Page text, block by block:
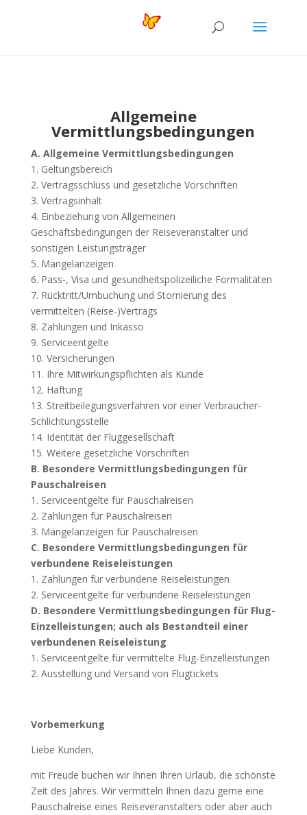
Allgemeine
Vermittlungsbedingungen
A. Allgemeine Vermittlungsbedingungen
1. Geltungsbereich
2. Vertragsschluss und gesetzliche Vorschriften
3. Vertragsinhalt
4. Einbeziehung von Allgemeinen
Geschäftsbedingungen der Reiseveranstalter und
sonstigen Leistungsträger
5. Mängelanzeigen
6. Pass-, Visa und gesundheitspolizeiliche Formalitäten
7. Rücktritt/Umbuchung und Stornierung des
vermittelten (Reise-)Vertrags
8. Zahlungen und Inkasso
9. Serviceentgelte
10. Versicherungen
11. Ihre Mitwirkungspflichten als Kunde
12. Haftung
13. Streitbeilegungsverfahren vor einer Verbraucher-
Schlichtungsstelle
14. Identität der Fluggesellschaft
15. Weitere gesetzliche Vorschriften
B. Besondere Vermittlungsbedingungen für
Pauschalreisen
1. Serviceentgelte für Pauschalreisen
2. Zahlungen für Pauschalreisen
3. Mängelanzeigen für Pauschalreisen
C. Besondere Vermittlungsbedingungen für
verbundene Reiseleistungen
1. Zahlungen für verbundene Reiseleistungen
2. Serviceentgelte für verbundene Reiseleistungen
D. Besondere Vermittlungsbedingungen für Flug-
Einzelleistungen; auch als Bestandteil einer
verbundenen Reiseleistung
1. Serviceentgelte für vermittelte Flug-Einzelleistungen
2. Ausstellung und Versand von Flugtickets
Vorbemerkung
Liebe Kunden,
mit Freude buchen wir Ihnen Ihren Urlaub, die schönste
Zeit des Jahres. Wir vermitteln Ihnen dazu gerne eine
Pauschalreise eines Reiseveranstalters oder aber auch